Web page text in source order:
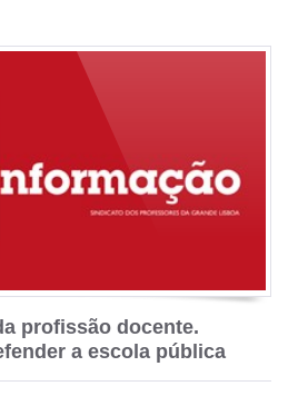
profissão docente.
a escola pública